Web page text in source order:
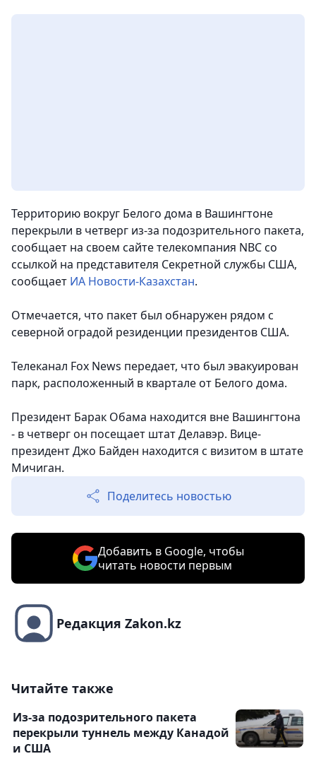
Территорию вокруг Белого дома в Вашингтоне
перекрыли в четверг из-за подозрительного пакета,
сообщает на своем сайте телекомпания NBC со
ссылкой на представителя Секретной службы США,
сообщает ИА Новости-Казахстан.
Отмечается, что пакет был обнаружен рядом с
северной оградой резиденции президентов США.
Телеканал Fox News передает, что был эвакуирован
парк, расположенный в квартале от Белого дома.
Президент Барак Обама находится вне Вашингтона
- в четверг он посещает штат Делавэр. Вице-
президент Джо Байден находится с визитом в штате
Мичиган.
Поделитесь новостью
Добавить в Google, чтобы
читать новости первым
Редакция Zakon.kz
Читайте также
Из-за подозрительного пакета
перекрыли туннель между Канадой
и США